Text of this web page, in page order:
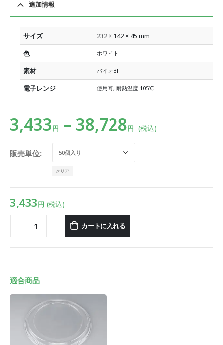
追加情報
サイズ
232 × 142 × 45 mm
色
ホワイト
素材 バイオBF
電子レンジ 使用可, 耐熱温度:105℃
3,433円 – 38,728円 (税込)
販売単位
クリア
3,433円 (税込)
カートに入れる
適合商品